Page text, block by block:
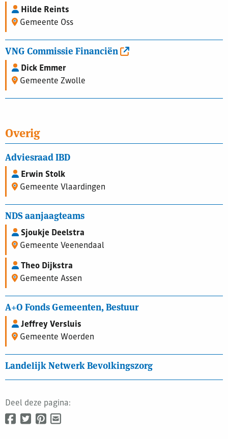
Hilde Reints
Gemeente Oss
VNG Commissie Financiën
Dick Emmer
Gemeente Zwolle
Overig
Adviesraad IBD
Erwin Stolk
Gemeente Vlaardingen
NDS aanjaagteams
Sjoukje Deelstra
Gemeente Veenendaal
Theo Dijkstra
Gemeente Assen
A+O Fonds Gemeenten, Bestuur
Jeffrey Versluis
Gemeente Woerden
Landelijk Netwerk Bevolkingszorg
Deel deze pagina: